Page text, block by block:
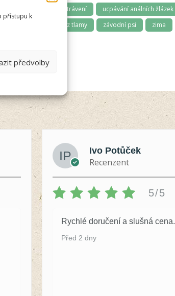
přístupu k
předvolby
trávení
ucpávání análních žlázek
zápach z tlamy závodní psi
zima
Ivo Potůček
Recenzent
5/5
Rychlé doručení a slušná cena.
Před 2 dny